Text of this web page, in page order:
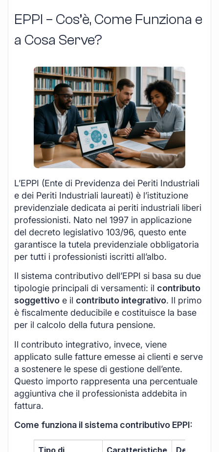
EPPI – Cos’è, Come Funziona e
a Cosa Serve?
L’EPPI (Ente di Previdenza dei Periti Industriali
e dei Periti Industriali laureati) è l’istituzione
previdenziale dedicata ai periti industriali liberi
professionisti. Nato nel 1997 in applicazione
del decreto legislativo 103/96, questo ente
garantisce la tutela previdenziale obbligatoria
per tutti i professionisti iscritti all’albo.
Il sistema contributivo dell’EPPI si basa su due
tipologie principali di versamenti: il contributo
soggettivo e il contributo integrativo. Il primo
è fiscalmente deducibile e costituisce la base
per il calcolo della futura pensione.
Il contributo integrativo, invece, viene
applicato sulle fatture emesse ai clienti e serve
a sostenere le spese di gestione dell’ente.
Questo importo rappresenta una percentuale
aggiuntiva che il professionista addebita in
fattura.
Come funziona il sistema contributivo EPPI: